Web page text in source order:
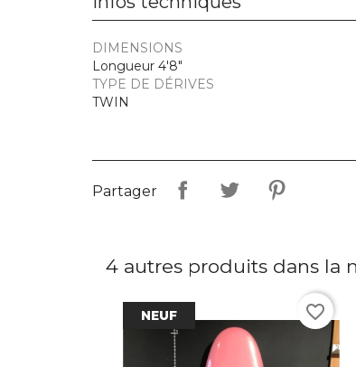
DIMENSIONS
Longueur 4'8"
TYPE DE DÉRIVES
TWIN
Partager
4 autres produits dans la
NEUF favorite_border